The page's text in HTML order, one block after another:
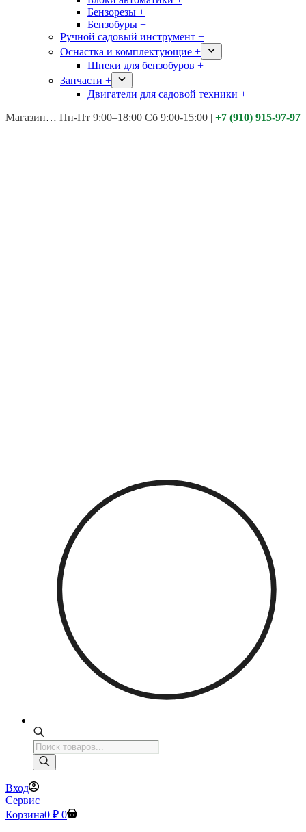
Бензорезы +
Бензобуры +
Ручной садовый инструмент +
Оснастка и комплектующие +
Шнеки для бензобуров +
Запчасти +
Двигатели для садовой техники +
Магазины: Калуга ул. Московская д.113
Пн-Пт 9:00–18:00 Сб 9:00-15:00 | +7 (910) 915-97-97
Поиск
товаров
Вход
Сервис
Корзина0 ₽ 0